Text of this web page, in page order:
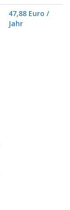
47,88 Euro /
Jahr